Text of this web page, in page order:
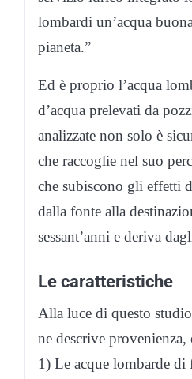
lombardi un’acqua
pianeta.”
Ed è proprio l’acqua
d’acqua prelevati da
analizzate non solo è
che raccoglie nel suo
che subiscono gli effetti
dalla fonte alla
sessant’anni e deriva
Le caratteristiche
Alla luce di questo studio
ne descrive provenienza,
1) Le acque lombarde di